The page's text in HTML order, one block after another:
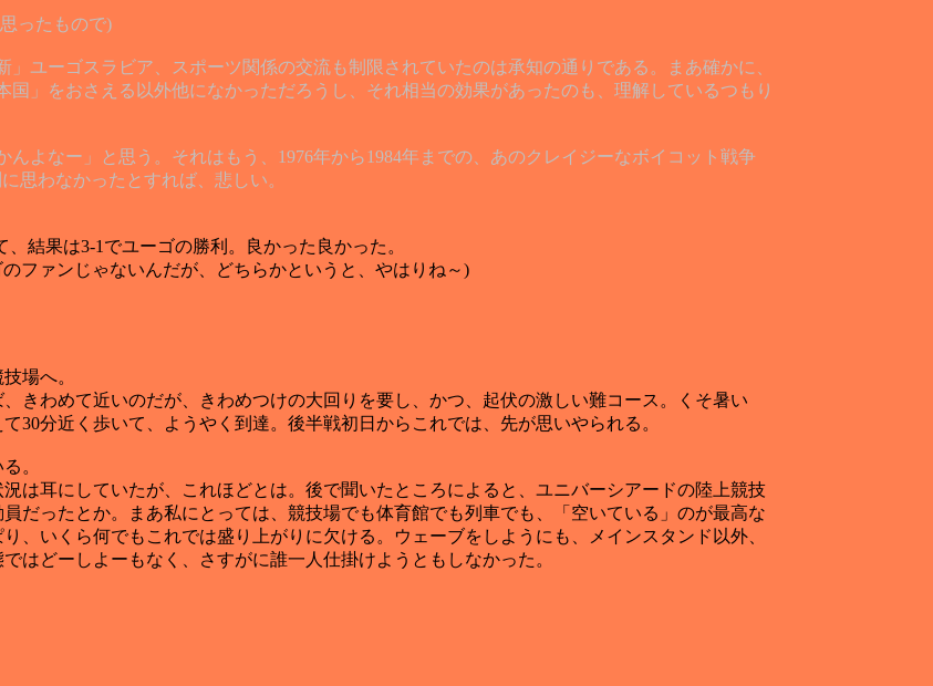
ったもので)
ユーゴスラビア、スポーツ関係の交流も制限されていたのは承知の通りである。まあ確かに、
」をおさえる以外他になかっただろうし、それ相当の効果があったのも、理解しているつもり
よなー」と思う。それはもう、1976年から1984年までの、あのクレイジーなボイコット戦争
わなかったとすれば、悲しい。
、結果は3-1でユーゴの勝利。良かった良かった。
ファンじゃないんだが、どちらかというと、やはりね～)
場へ。
きわめて近いのだが、きわめつけの大回りを要し、かつ、起伏の激しい難コース。くそ暑い
30分近く歩いて、ようやく到達。後半戦初日からこれでは、先が思いやられる。
。
は耳にしていたが、これほどとは。後で聞いたところによると、ユニバーシアードの陸上競技
だったとか。まあ私にとっては、競技場でも体育館でも列車でも、「空いている」のが最高な
、いくら何でもこれでは盛り上がりに欠ける。ウェーブをしようにも、メインスタンド以外、
はどーしよーもなく、さすがに誰一人仕掛けようともしなかった。